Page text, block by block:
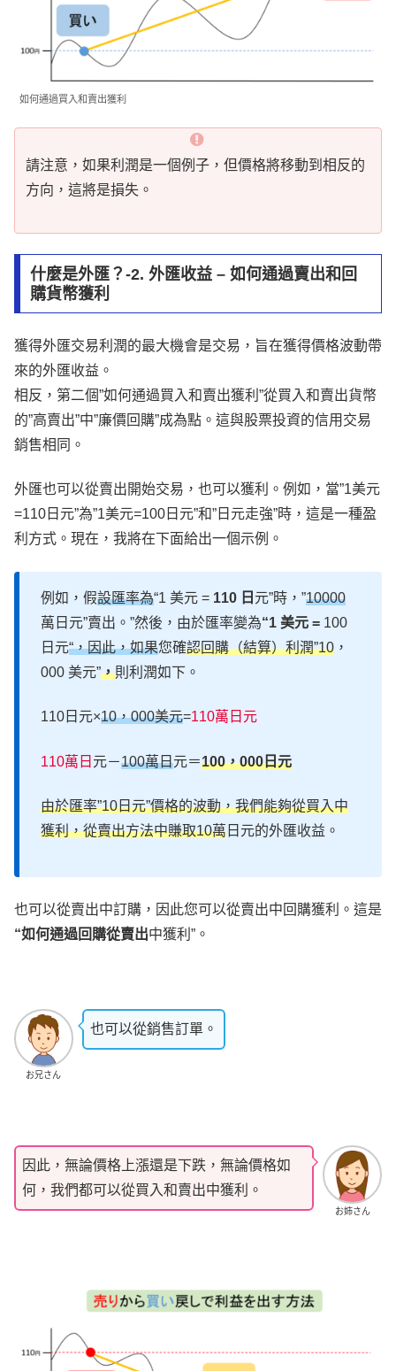
如何通過買入和賣出獲利
請注意，如果利潤是一個例子，但價格將移動到相反的
方向，這將是損失。
什麼是外匯？-2. 外匯收益 – 如何通過賣出和回
購貨幣獲利
獲得外匯交易利潤的最大機會是交易，旨在獲得價格波動帶
來的外匯收益。
相反，第二個”如何通過買入和賣出獲利”從買入和賣出貨幣
的”高賣出”中”廉價回購”成為點。這與股票投資的信用交易
銷售相同。
外匯也可以從賣出開始交易，也可以獲利。例如，當”1美元
=110日元”為”1美元=100日元”和”日元走強”時，這是一種盈
利方式。現在，我將在下面給出一個示例。
例如，假設匯率為“1 美元 = 110 日 元”時，”10000
萬日元”賣出。”然後，由於匯率變為“1 美元 = 100
日元“，因此，如果您確認回購（結算）利潤”10 ，
000 美元”，則利潤如下。
110日元×10，000美元=110萬日元
110萬日 元－100萬日元＝100，000日元
由於匯率”10日元”價格的波動，我們能夠從買入中
獲利，從賣出方法中賺取10萬 日元的外匯收益。
也可以從賣出中訂購，因此您可以從賣出中回購獲利。這是
“如何通過回購從賣出中獲利”。
お兄さん
也可以從銷售訂單。
お姉さん
因此，無論價格上漲還是下跌，無論價格如
何，我們都可以從買入和賣出中獲利。